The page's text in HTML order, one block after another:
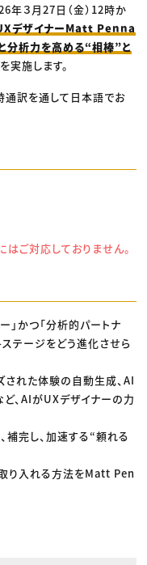
×メディア
年３月27日（金）12時か
UXデザイナーMatt Penna
析力を高める“相棒”と
を実施します。
通訳を通して日本語でお
ご対応しておりません。
」かつ「分析的パートナ
ステージをどう進化させら
された体験の自動生成、AI
、AIがUXデザイナーの力
補完し、加速する“頼れる
り入れる方法をMatt Pen